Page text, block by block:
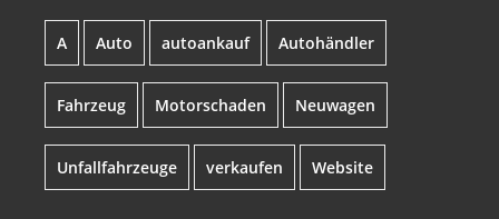
A Auto autoankauf Autohändler
Fahrzeug Motorschaden Neuwagen
Unfallfahrzeuge verkaufen Website